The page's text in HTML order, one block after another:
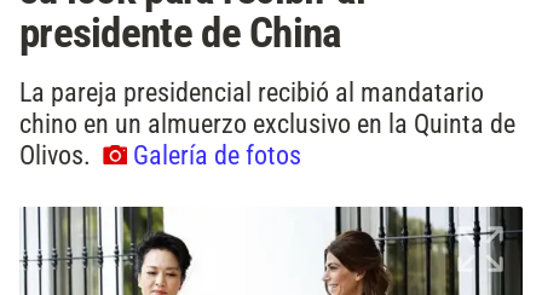
presidente de China
La pareja presidencial recibió al mandatario
chino en un almuerzo exclusivo en la Quinta de
Olivos.
Galería de fotos